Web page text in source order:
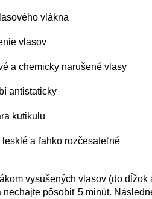
vlákna
vlasov
a chemicky narušené vlasy
antistaticky
kutikulu
a ľahko rozčesateľné
vysušených vlasov (do dĺžok
nechajte pôsobiť 5 minút.